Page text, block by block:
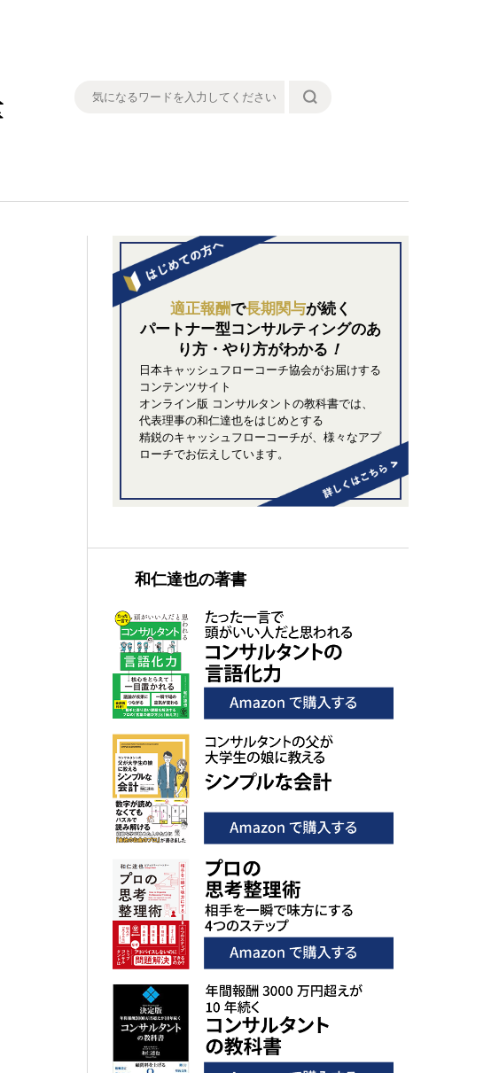
適正報酬で長期関与が続く
パートナー型コンサルティングのあ
り方・やり方がわかる ！
日本キャッシュフローコーチ協会がお届けする
コンテンツサイト
オンライン版 コンサルタントの教科書では、
代表理事の和仁達也をはじめとする
精鋭のキャッシュフローコーチが、様々なアプ
ローチでお伝えしています。
和仁達也の著書